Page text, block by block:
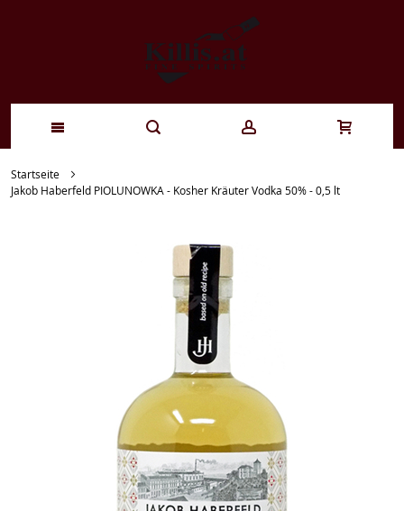
Zum
Startseite
Jakob Haberfeld PIOLUNOWKA - Kosher Kräuter Vodka 50% - 0,5 lt